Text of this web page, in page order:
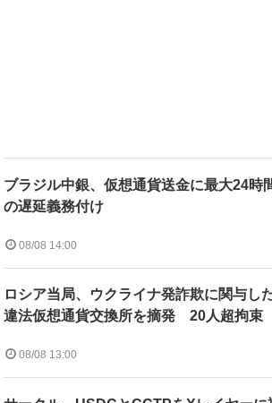
ブラジル中銀、仮想通貨送金に最大24時
の遅延義務付け
08/08 14:00
ロシア当局、ウクライナ発詐欺に関与し
違法仮想通貨交換所を摘発 20人超拘束
08/08 13:00